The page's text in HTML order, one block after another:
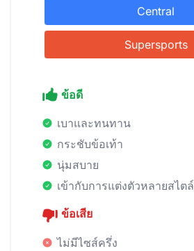
Central
Supersports
ข้อดี
เบาและทนทาน
กระชับข้อเท้า
นุ่มสบาย
เข้ากับการแต่งตัวหลายสไตล์
ข้อเสีย
ไม่มีไซส์ครึ่ง